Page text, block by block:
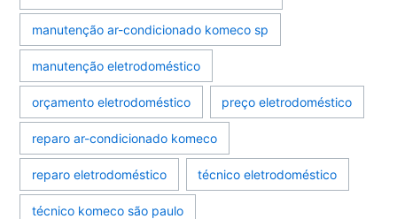
manutenção ar-condicionado komeco sp
manutenção eletrodoméstico
orçamento eletrodoméstico preço eletrodoméstico
reparo ar-condicionado komeco
reparo eletrodoméstico técnico eletrodoméstico
técnico komeco são paulo